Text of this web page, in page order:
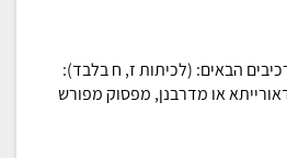
הבאים: (לכיתות ז, ח בלבד):
או מדרבנן, מפסוק מפורש